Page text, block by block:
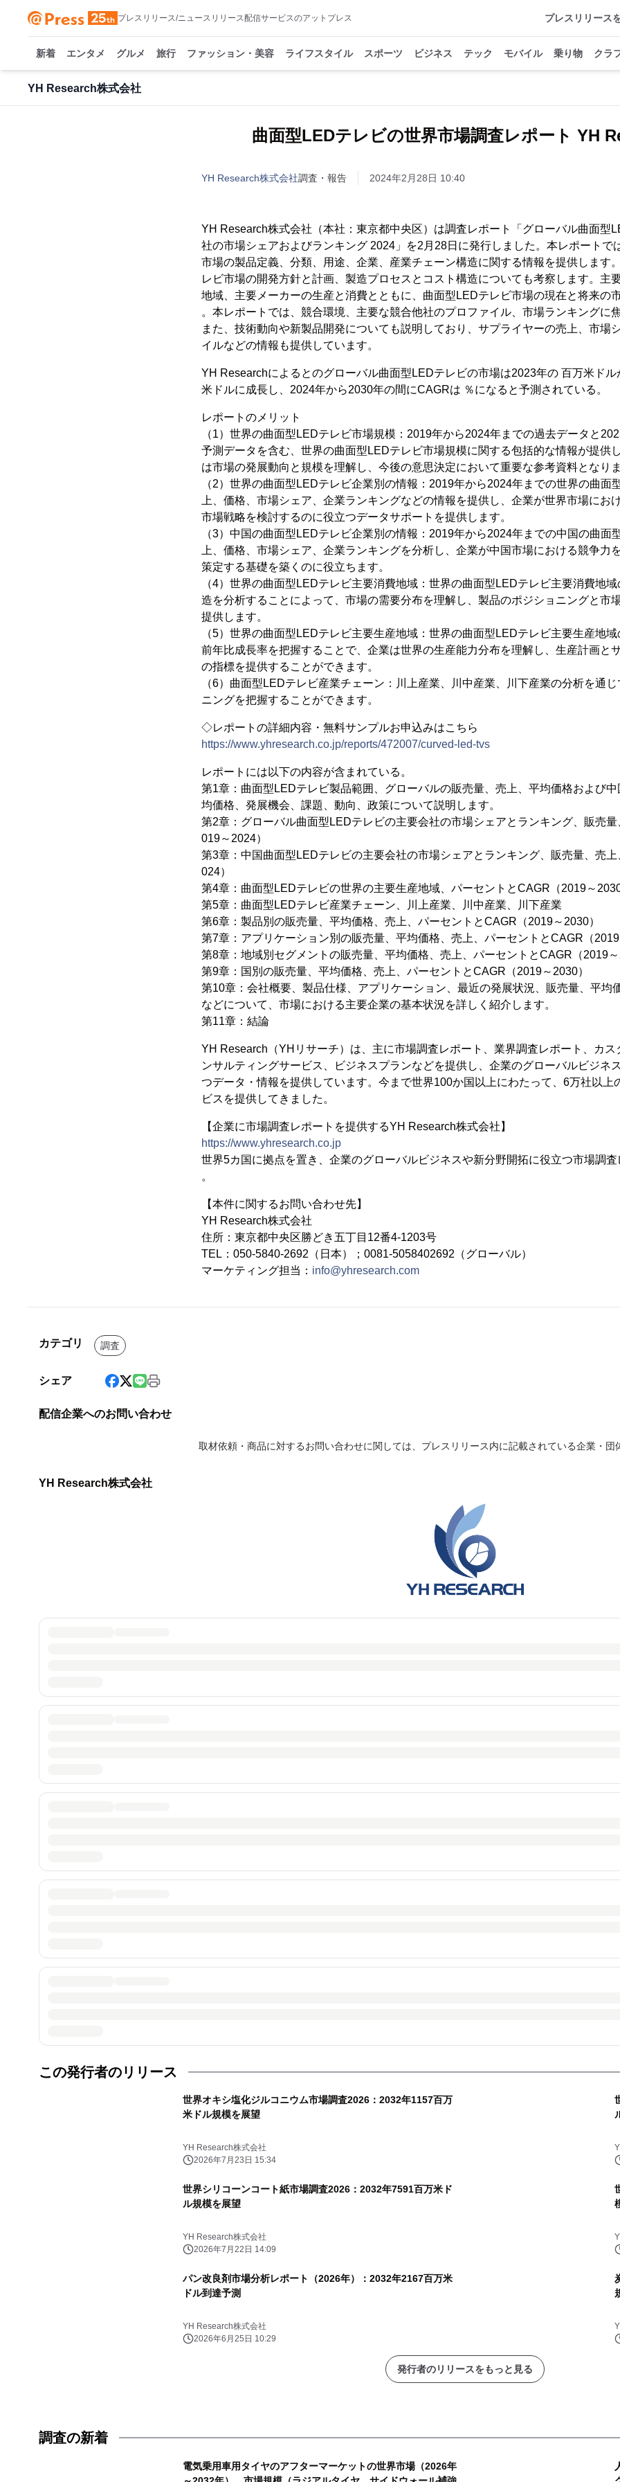
プレスリリース/ニュースリリース配信サービスのアットプレス プレスリリース
新着 エンタメ グルメ 旅行 ファッション・美容 ライフスタイル スポーツ ビジネス テック モバイル 乗り物 クラ
YH Research株式会社
曲面型LEDテレビの世界市場調査レポート YH
YH Research株式会社調査・報告 2024年2月28日 10:40
YH Research株式会社（本社：東京都中央区）は調査レポート「グローバル曲面型
社の市場シェアおよびランキング 2024」を2月28日に発行しました。本レポートで
市場の製品定義、分類、用途、企業、産業チェーン構造に関する情報を提供します
レビ市場の開発方針と計画、製造プロセスとコスト構造についても考察します。主
地域、主要メーカーの生産と消費とともに、曲面型LEDテレビ市場の現在と将来の
。本レポートでは、競合環境、主要な競合他社のプロファイル、市場ランキングに
また、技術動向や新製品開発についても説明しており、サプライヤーの売上、市場
イルなどの情報も提供しています。
YH Researchによるとのグローバル曲面型LEDテレビの市場は2023年の 百万米ド
米ドルに成長し、2024年から2030年の間にCAGRは ％になると予測されている。
レポートのメリット
（1）世界の曲面型LEDテレビ市場規模：2019年から2024年までの過去データと
予測データを含む、世界の曲面型LEDテレビ市場規模に関する包括的な情報が提供
は市場の発展動向と規模を理解し、今後の意思決定において重要な参考資料となりま
（2）世界の曲面型LEDテレビ企業別の情報：2019年から2024年までの世界の曲面
上、価格、市場シェア、企業ランキングなどの情報を提供し、企業が世界市場にお
市場戦略を検討するのに役立つデータサポートを提供します。
（3）中国の曲面型LEDテレビ企業別の情報：2019年から2024年までの中国の曲面
上、価格、市場シェア、企業ランキングを分析し、企業が中国市場における競争力
策定する基礎を築くのに役立ちます。
（4）世界の曲面型LEDテレビ主要消費地域：世界の曲面型LEDテレビ主要消費地
造を分析することによって、市場の需要分布を理解し、製品のポジショニングと市
提供します。
（5）世界の曲面型LEDテレビ主要生産地域：世界の曲面型LEDテレビ主要生産地域
前年比成長率を把握することで、企業は世界の生産能力分布を理解し、生産計画と
の指標を提供することができます。
（6）曲面型LEDテレビ産業チェーン：川上産業、川中産業、川下産業の分析を通
ニングを把握することができます。
◇レポートの詳細内容・無料サンプルお申込みはこちら
https://www.yhresearch.co.jp/reports/472007/curved-led-tvs
レポートには以下の内容が含まれている。
第1章：曲面型LEDテレビ製品範囲、グローバルの販売量、売上、平均価格および
均価格、発展機会、課題、動向、政策について説明します。
第2章：グローバル曲面型LEDテレビの主要会社の市場シェアとランキング、販売
019～2024）
第3章：中国曲面型LEDテレビの主要会社の市場シェアとランキング、販売量、売
024）
第4章：曲面型LEDテレビの世界の主要生産地域、パーセントとCAGR（2019～2030
第5章：曲面型LEDテレビ産業チェーン、川上産業、川中産業、川下産業
第6章：製品別の販売量、平均価格、売上、パーセントとCAGR（2019～2030）
第7章：アプリケーション別の販売量、平均価格、売上、パーセントとCAGR（2019
第8章：地域別セグメントの販売量、平均価格、売上、パーセントとCAGR（2019～
第9章：国別の販売量、平均価格、売上、パーセントとCAGR（2019～2030）
第10章：会社概要、製品仕様、アプリケーション、最近の発展状況、販売量、平均
などについて、市場における主要企業の基本状況を詳しく紹介します。
第11章：結論
YH Research（YHリサーチ）は、主に市場調査レポート、業界調査レポート、カス
ンサルティングサービス、ビジネスプランなどを提供し、企業のグローバルビジネ
つデータ・情報を提供しています。今まで世界100か国以上にわたって、6万社以上
ビスを提供してきました。
【企業に市場調査レポートを提供するYH Research株式会社】
https://www.yhresearch.co.jp
世界5カ国に拠点を置き、企業のグローバルビジネスや新分野開拓に役立つ市場調
。
【本件に関するお問い合わせ先】
YH Research株式会社
住所：東京都中央区勝どき五丁目12番4-1203号
TEL：050-5840-2692（日本）；0081-5058402692（グローバル）
マーケティング担当： info@yhresearch.com
カテゴリ 調査
シェア
配信企業へのお問い合わせ
取材依頼・商品に対するお問い合わせに関しては、プレスリリース内に記載されている企業・団
YH Research株式会社
この発行者のリリース
世界オキシ塩化ジルコニウム市場調査2026：2032年1157百万
米ドル規模を展望
YH Research株式会社
2026年7月23日 15:34
世界シリコーンコート紙市場調査2026：2032年7591百万米ド
ル規模を展望
YH Research株式会社
2026年7月22日 14:09
パン改良剤市場分析レポート（2026年）：2032年2167百万米
ドル到達予測
YH Research株式会社
2026年6月25日 10:29
発行者のリリースをもっと見る
調査の新着
電気乗用車用タイヤのアフターマーケットの世界市場（2026年